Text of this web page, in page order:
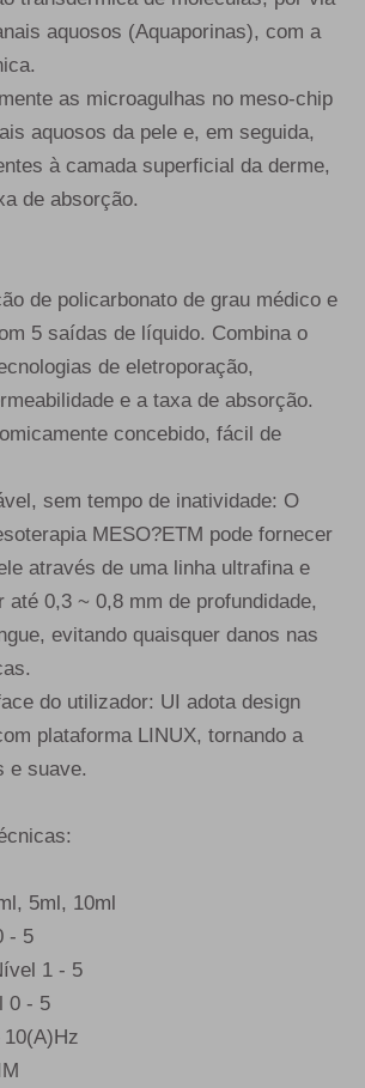
aquosos (Aquaporinas), com a
as microagulhas no meso-chip
aquosos da pele e, em seguida,
à camada superficial da derme,
de absorção.
de policarbonato de grau médico e
5 saídas de líquido. Combina o
de eletroporação,
e a taxa de absorção.
concebido, fácil de
sem tempo de inatividade: O
MESO?ETM pode fornecer
através de uma linha ultrafina e
até 0,3 ~ 0,8 mm de profundidade,
evitando quaisquer danos nas
do utilizador: UI adota design
plataforma LINUX, tornando a
e suave.
5ml, 10ml
- 5
1 - 5
0 - 5
10(A)Hz